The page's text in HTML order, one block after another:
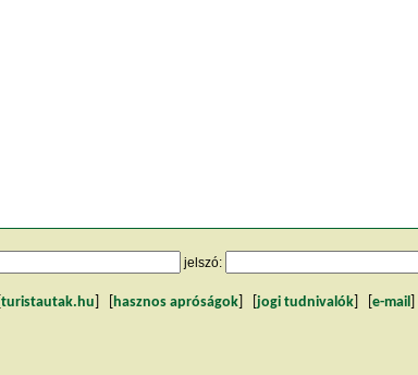
jelszó:
turistautak.hu hasznos apróságok jogi tudnivalók e-mail